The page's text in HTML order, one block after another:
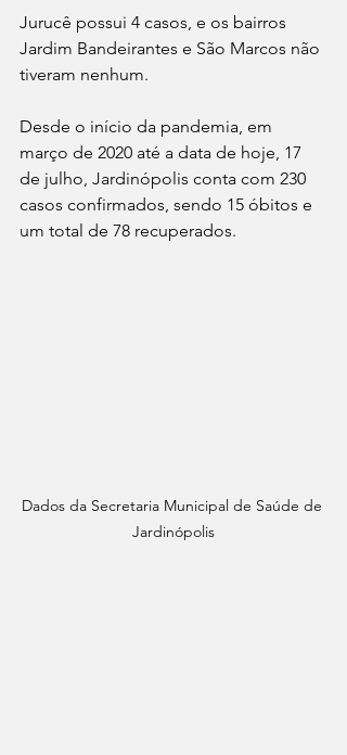
Jurucê possui 4 casos, e os bairros
Jardim Bandeirantes e São Marcos não
tiveram nenhum.
Desde o início da pandemia, em
março de 2020 até a data de hoje, 17
de julho, Jardinópolis conta com 230
casos confirmados, sendo 15 óbitos e
um total de 78 recuperados.
Dados da Secretaria Municipal de Saúde de
Jardinópolis